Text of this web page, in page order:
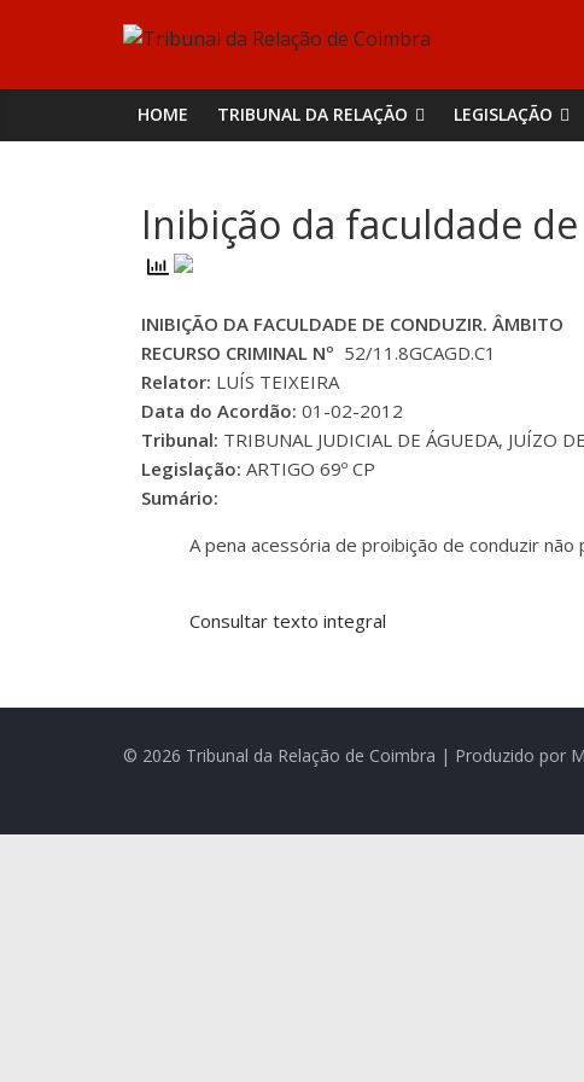
Tribunal
da
Relação
de
Coimbra
HOME TRIBUNAL DA RELAÇÃO LEGISLAÇÃO
Inibição da faculdade
INIBIÇÃO DA FACULDADE DE CONDUZIR. ÂMBITO
RECURSO CRIMINAL Nº 52/11.8GCAGD.C1
Relator: LUÍS TEIXEIRA
Data do Acordão: 01-02-2012
Tribunal: TRIBUNAL JUDICIAL DE ÁGUEDA, JUÍZO
Legislação: ARTIGO 69º CP
Sumário:
A pena acessória de proibição de conduzir
Consultar texto integral
© 2026 Tribunal da Relação de Coimbra | Produzido por